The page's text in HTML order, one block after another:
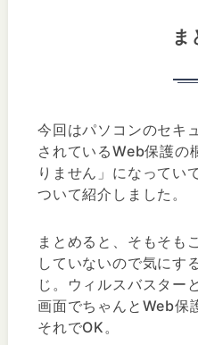
ま
今回はパソコンのセキ
されているWeb保護の
りません」になってい
ついて紹介しました。
まとめると、そもそも
していないので気にす
じ。ウィルスバスター
画面でちゃんとWeb保
それでOK。